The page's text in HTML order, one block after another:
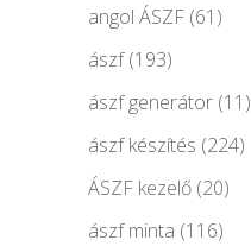
angol ÁSZF (61)
ászf(193)
ászf generátor (11)
ászf készítés (224)
ÁSZF kezelő (20)
ászf minta (116)